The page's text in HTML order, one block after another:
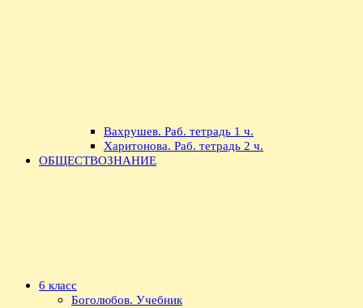
Вахрушев. Раб. тетрадь 1 ч.
Харитонова. Раб. тетрадь 2 ч.
ОБЩЕСТВОЗНАНИЕ
6 класс
Боголюбов. Учебник